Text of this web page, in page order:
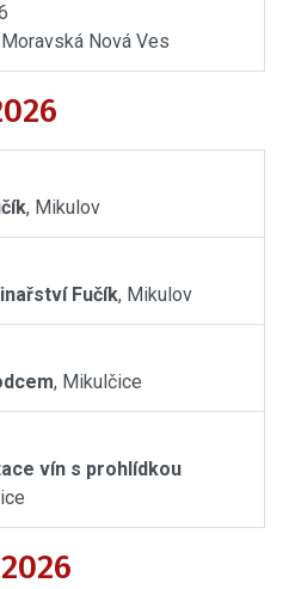
Nová Ves
, Mikulov
Fučík, Mikulov
, Mikulčice
vín s prohlídkou